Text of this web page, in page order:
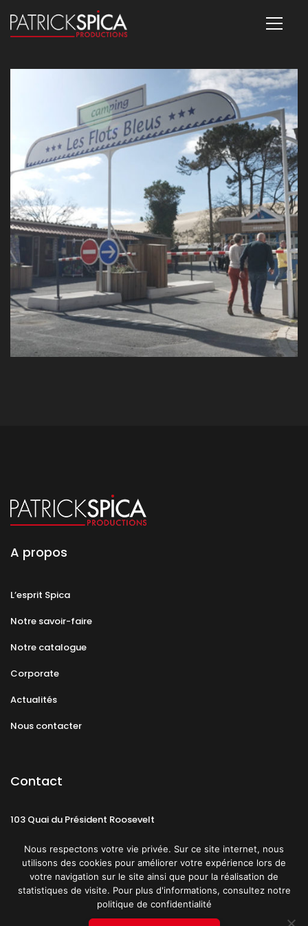
A propos
L’esprit Spica
Notre savoir-faire
Notre catalogue
Corporate
Actualités
Nous contacter
Contact
103 Quai du Président Roosevelt
CGU Politique de confidentialité
Nous respectons votre vie privée. Sur ce site internet, nous
utilisons des cookies pour améliorer votre expérience lors de
votre navigation sur le site ainsi que pour la réalisation de
statistiques de visite. Pour plus d'informations, consultez notre
politique de confidentialité